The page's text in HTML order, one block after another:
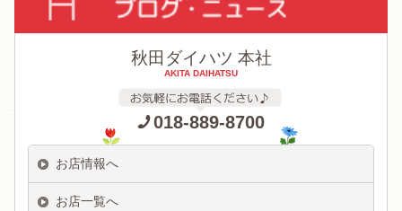
秋田ダイハツ 本社
AKITA DAIHATSU
018-889-8700
お店情報へ
お店一覧へ